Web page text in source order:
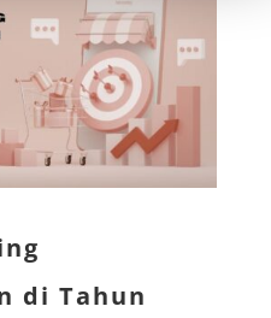
di Tahun